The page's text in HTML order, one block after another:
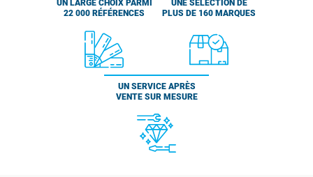
UN LARGE CHOIX PARMI
22 000 RÉFÉRENCES
UNE SÉLECTION DE
PLUS DE 160 MARQUES
UN SERVICE APRÈS
VENTE SUR MESURE